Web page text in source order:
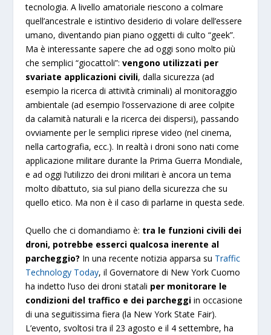
tecnologia. A livello amatoriale riescono a colmare
quell’ancestrale e istintivo desiderio di volare dell’essere
umano, diventando pian piano oggetti di culto “geek”.
Ma è interessante sapere che ad oggi sono molto più
che semplici “giocattoli”:vengono utilizzati per
svariate applicazioni civili, dalla sicurezza (ad
esempio la ricerca di attività criminali) al monitoraggio
ambientale (ad esempio l’osservazione di aree colpite
da calamità naturali e la ricerca dei dispersi), passando
ovviamente per le semplici riprese video (nel cinema,
nella cartografia, ecc.). In realtà i droni sono nati come
applicazione militare durante la Prima Guerra Mondiale,
e ad oggi l’utilizzo dei droni militari è ancora un tema
molto dibattuto, sia sul piano della sicurezza che su
quello etico. Ma non è il caso di parlarne in questa sede.
Quello che ci domandiamo è: tra le funzioni civili dei
droni, potrebbe esserci qualcosa inerente al
parcheggio? In una recente notizia apparsa su Traffic
Technology Today, il Governatore di New York Cuomo
ha indetto l’uso dei droni statali per monitorare le
condizioni del traffico e dei parcheggi in occasione
di una seguitissima fiera (la New York State Fair).
L’evento, svoltosi tra il 23 agosto e il 4 settembre, ha